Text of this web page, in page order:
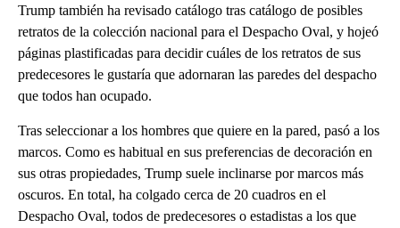
Trump también ha revisado catálogo tras catálogo de posibles
retratos de la colección nacional para el Despacho Oval, y hojeó
páginas plastificadas para decidir cuáles de los retratos de sus
predecesores le gustaría que adornaran las paredes del despacho
que todos han ocupado.
Tras seleccionar a los hombres que quiere en la pared, pasó a los
marcos. Como es habitual en sus preferencias de decoración en
sus otras propiedades, Trump suele inclinarse por marcos más
oscuros. En total, ha colgado cerca de 20 cuadros en el
Despacho Oval, todos de predecesores o estadistas a los que